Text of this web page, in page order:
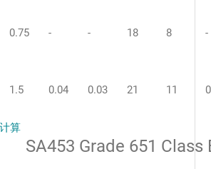
0.75 - - 18 8 -
1.5 0.04 0.03 21 11
算
SA453 Grade 651 Class